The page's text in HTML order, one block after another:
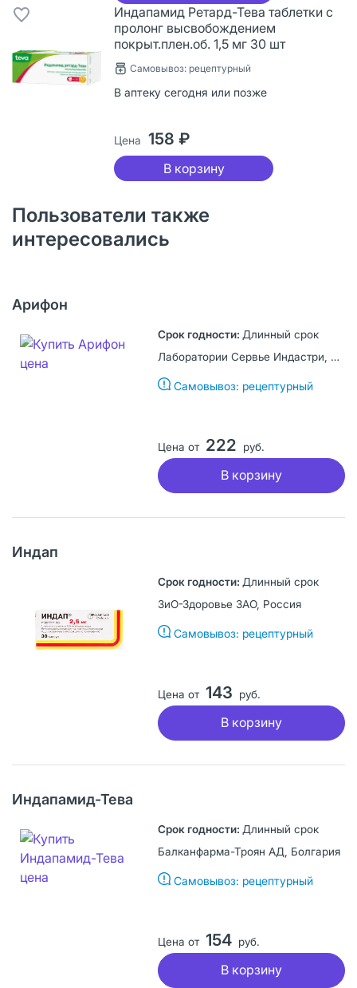
Индапамид Ретард-Тева таблетки с
пролонг высвобождением
покрыт.плен.об. 1,5 мг 30 шт
Самовывоз: рецептурный
В аптеку сегодня или позже
Цена 158 ₽
В корзину
Пользователи также
интересовались
Арифон
Длинный срок
Лаборатории Сервье Индастри, Франция
Самовывоз: рецептурный
Цена от 222 руб.
В корзину
Индап
Длинный срок
ЗиО-Здоровье ЗАО, Россия
Самовывоз: рецептурный
Цена от 143 руб.
В корзину
Индапамид-Тева
Длинный срок
Балканфарма-Троян АД, Болгария
Самовывоз: рецептурный
Цена от 154 руб.
В корзину